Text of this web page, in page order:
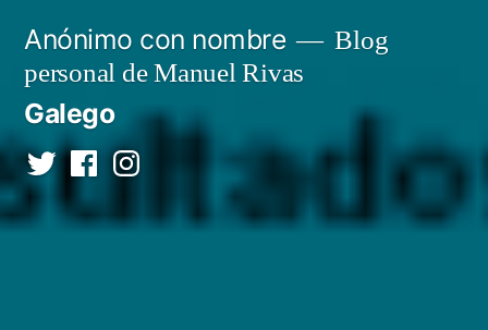
contenido
Anónimo con nombre
Blog
personal de Manuel Rivas
Galego
TwitterFacebookInstagram